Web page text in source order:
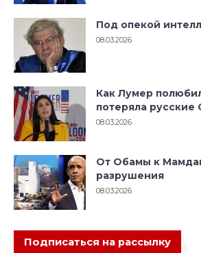
Под опекой
08.03.2026
Как Лумер
потеряла русские
08.03.2026
От Обамы к
разрушения
08.03.2026
Подписаться на рассылку